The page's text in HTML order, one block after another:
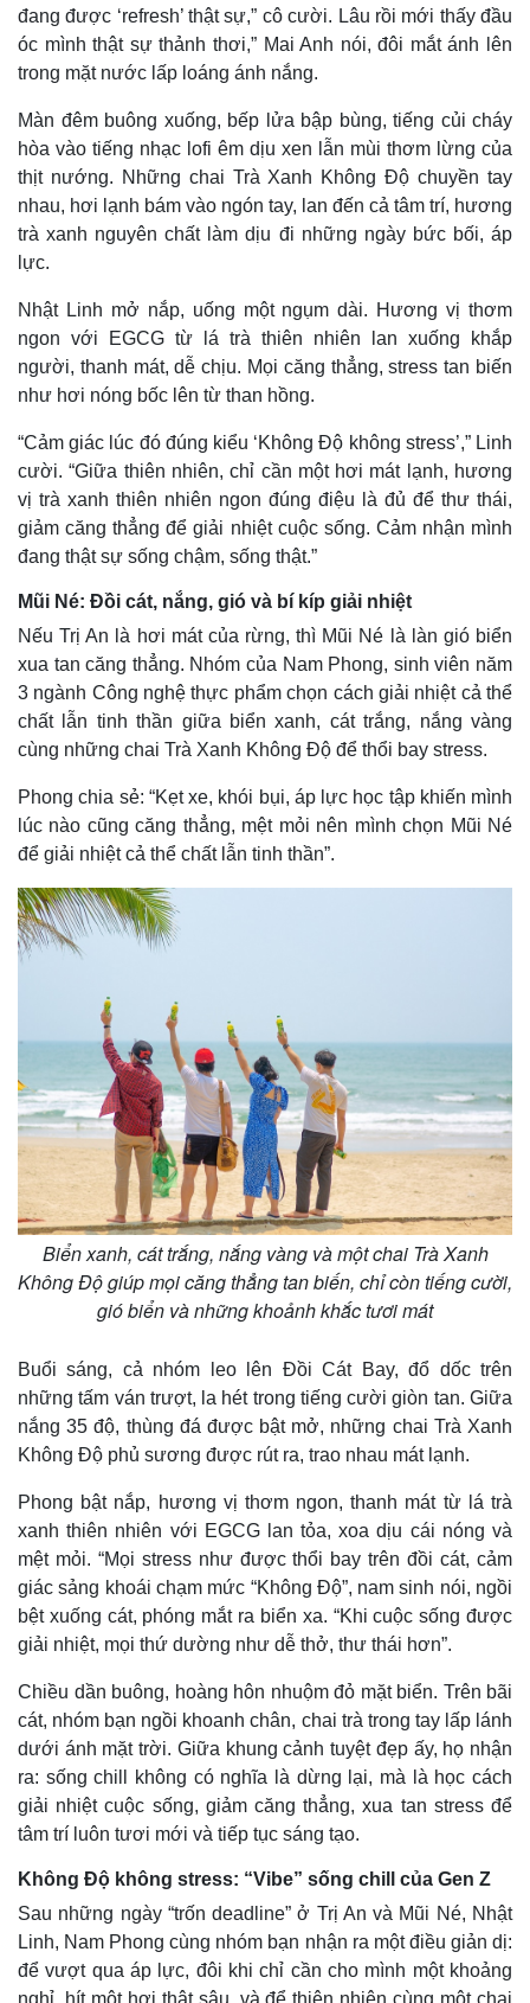
Quan sát
Cuộc sống đó đây
Hồ sơ
Video
Ảnh
E-Magazine
Kinh tế
Bất động sản
Khởi nghiệp
Thị trường
Giá vàng
Tỷ giá
Chứng khoán
Giá cà phê
đang được ‘refresh’ thật sự,” cô cười. Lâu rồi mới thấy đầu
óc mình thật sự thảnh thơi,” Mai Anh nói, đôi mắt ánh lên
trong mặt nước lấp loáng ánh nắng.
Màn đêm buông xuống, bếp lửa bập bùng, tiếng củi cháy
hòa vào tiếng nhạc lofi êm dịu xen lẫn mùi thơm lừng của
thịt nướng. Những chai Trà Xanh Không Độ chuyền tay
nhau, hơi lạnh bám vào ngón tay, lan đến cả tâm trí, hương
trà xanh nguyên chất làm dịu đi những ngày bức bối, áp
lực.
Nhật Linh mở nắp, uống một ngụm dài. Hương vị thơm
ngon với EGCG từ lá trà thiên nhiên lan xuống khắp
người, thanh mát, dễ chịu. Mọi căng thẳng, stress tan biến
như hơi nóng bốc lên từ than hồng.
“Cảm giác lúc đó đúng kiểu ‘Không Độ không stress’,” Linh
cười. “Giữa thiên nhiên, chỉ cần một hơi mát lạnh, hương
vị trà xanh thiên nhiên ngon đúng điệu là đủ để thư thái,
giảm căng thẳng để giải nhiệt cuộc sống. Cảm nhận mình
đang thật sự sống chậm, sống thật.”
Mũi Né: Đồi cát, nắng, gió và bí kíp giải nhiệt
Nếu Trị An là hơi mát của rừng, thì Mũi Né là làn gió biển
xua tan căng thẳng. Nhóm của Nam Phong, sinh viên năm
3 ngành Công nghệ thực phẩm chọn cách giải nhiệt cả thể
chất lẫn tinh thần giữa biển xanh, cát trắng, nắng vàng
cùng những chai Trà Xanh Không Độ để thổi bay stress.
Phong chia sẻ: “Kẹt xe, khói bụi, áp lực học tập khiến mình
lúc nào cũng căng thẳng, mệt mỏi nên mình chọn Mũi Né
để giải nhiệt cả thể chất lẫn tinh thần”.
Biển xanh, cát trắng, nắng vàng và một chai Trà Xanh
Không Độ giúp mọi căng thẳng tan biến, chỉ còn tiếng cười,
gió biển và những khoảnh khắc tươi mát
Buổi sáng, cả nhóm leo lên Đồi Cát Bay, đổ dốc trên
những tấm ván trượt, la hét trong tiếng cười giòn tan. Giữa
nắng 35 độ, thùng đá được bật mở, những chai Trà Xanh
Không Độ phủ sương được rút ra, trao nhau mát lạnh.
Phong bật nắp, hương vị thơm ngon, thanh mát từ lá trà
xanh thiên nhiên với EGCG lan tỏa, xoa dịu cái nóng và
mệt mỏi. “Mọi stress như được thổi bay trên đồi cát, cảm
giác sảng khoái chạm mức “Không Độ”, nam sinh nói, ngồi
bệt xuống cát, phóng mắt ra biển xa. “Khi cuộc sống được
giải nhiệt, mọi thứ dường như dễ thở, thư thái hơn”.
Chiều dần buông, hoàng hôn nhuộm đỏ mặt biển. Trên bãi
cát, nhóm bạn ngồi khoanh chân, chai trà trong tay lấp lánh
dưới ánh mặt trời. Giữa khung cảnh tuyệt đẹp ấy, họ nhận
ra: sống chill không có nghĩa là dừng lại, mà là học cách
giải nhiệt cuộc sống, giảm căng thẳng, xua tan stress để
tâm trí luôn tươi mới và tiếp tục sáng tạo.
Không Độ không stress: “Vibe” sống chill của Gen Z
Sau những ngày “trốn deadline” ở Trị An và Mũi Né, Nhật
Linh, Nam Phong cùng nhóm bạn nhận ra một điều giản dị:
để vượt qua áp lực, đôi khi chỉ cần cho mình một khoảng
nghỉ, hít một hơi thật sâu, và để thiên nhiên cùng một chai